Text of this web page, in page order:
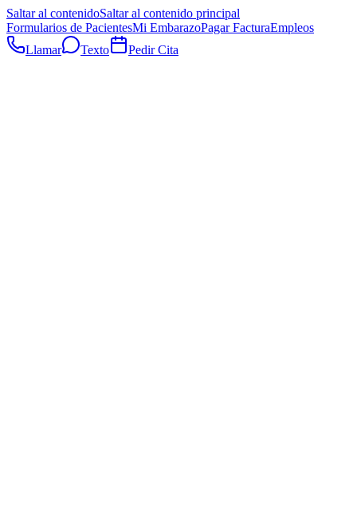
Saltar al contenidoSaltar al contenido principal
Formularios de PacientesMi EmbarazoPagar FacturaEmpleos
Llamar
Texto Pedir Cita